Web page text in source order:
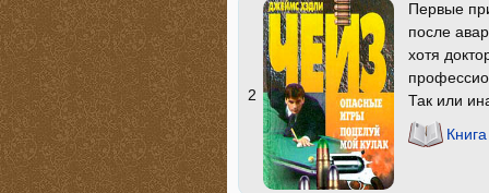
2
Первые
после
хотя
Так или